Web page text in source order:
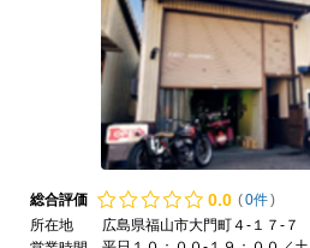
総合評価 0.0 (0件)
所在地
広島県福山市大門町４-１７-７